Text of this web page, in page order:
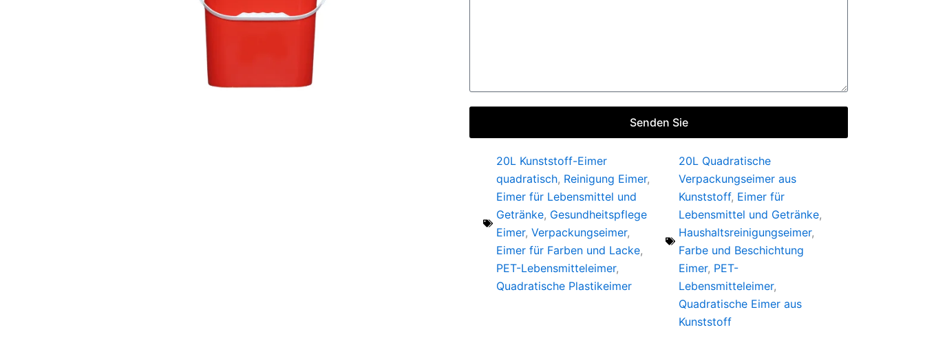
Senden Sie
20L Kunststoff-Eimer
quadratisch, Reinigung Eimer,
Eimer für Lebensmittel und
Getränke, Gesundheitspflege
Eimer, Verpackungseimer,
Eimer für Farben und Lacke,
PET-Lebensmitteleimer,
Quadratische Plastikeimer
20L Quadratische
Verpackungseimer aus
Kunststoff, Eimer für
Lebensmittel und Getränke,
Haushaltsreinigungseimer,
Farbe und Beschichtung
Eimer, PET-
Lebensmitteleimer,
Quadratische Eimer aus
Kunststoff